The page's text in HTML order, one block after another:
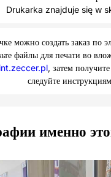
Drukarka znajduje się w
можно создать заказ по
файлы для печати во
, затем
следуйте
именно